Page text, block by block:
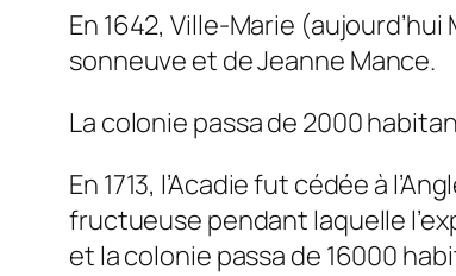
En 1642, Ville-Marie
sonneuve et de Jeanne Mance.
La colonie passa de 2000
En 1713, l’Acadie fut cédée à
fructueuse pendant laquelle
et la colonie passa de 16000